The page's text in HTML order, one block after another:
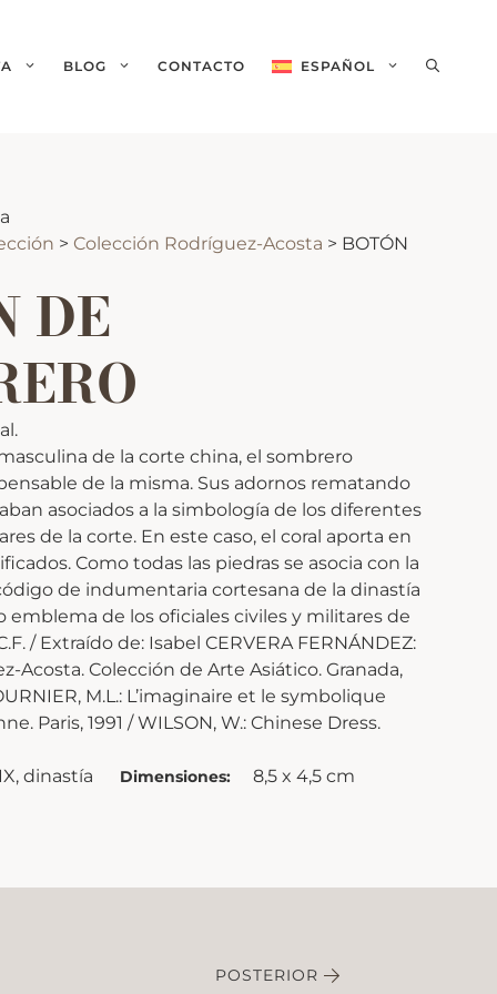
BLOG CONTACTO ESPAÑOL
> Colección Rodríguez-Acosta > BOTÓN
DE
de la corte china, el sombrero
de la misma. Sus adornos rematando
asociados a la simbología de los diferentes
de la corte. En este caso, el coral aporta en
Como todas las piedras se asocia con la
de indumentaria cortesana de la dinastía
emblema de los oficiales civiles y militares de
/ Extraído de: Isabel CERVERA FERNÁNDEZ:
Acosta. Colección de Arte Asiático. Granada,
M.L.: L’imaginaire et le symbolique
Paris, 1991 / WILSON, W.: Chinese Dress.
dinastía Dimensiones: 8,5 x 4,5 cm
POSTERIOR